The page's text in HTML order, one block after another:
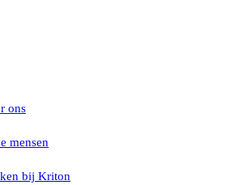
ons
mensen
bij Kriton